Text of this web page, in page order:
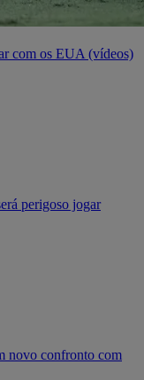
com os EUA (vídeos)
perigoso jogar
novo confronto com